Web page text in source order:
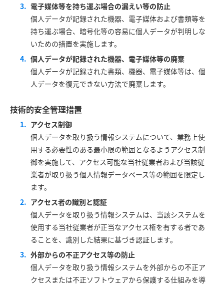
電子媒体等を持ち運ぶ場合の漏えい等の防止
個人データが記録された機器、電子媒体および書類等を
持ち運ぶ場合、暗号化等の容易に個人データが判明しな
いための措置を実施します。
個人データが記録された機器、電子媒体等の廃棄
個人データが記録された書類、機器、電子媒体等は、個
人データを復元できない方法で廃棄します。
技術的安全管理措置
アクセス制御
個人データを取り扱う情報システムについて、業務上使
用する必要性のある最小限の範囲となるようアクセス制
御を実施して、アクセス可能な当社従業者および当該従
業者が取り扱う個人情報データベース等の範囲を限定し
ます。
アクセス者の識別と認証
個人データを取り扱う情報システムは、当該システムを
使用する当社従業者が正当なアクセス権を有する者であ
ることを、識別した結果に基づき認証します。
外部からの不正アクセス等の防止
個人データを取り扱う情報システムを外部からの不正ア
クセスまたは不正ソフトウェアから保護する仕組みを導